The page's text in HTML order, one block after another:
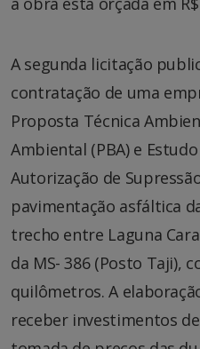
A segunda licitação
contratação de uma
Proposta Técnica
Ambiental (PBA) e
Autorização de
pavimentação asfáltica
trecho entre Laguna
da MS- 386 (Posto Taji),
quilômetros. A
receber investimentos de